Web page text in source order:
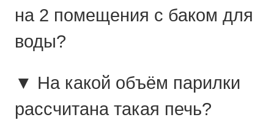
на 2 помещения с баком для
воды?
▼ На какой объём парилки
рассчитана такая печь?